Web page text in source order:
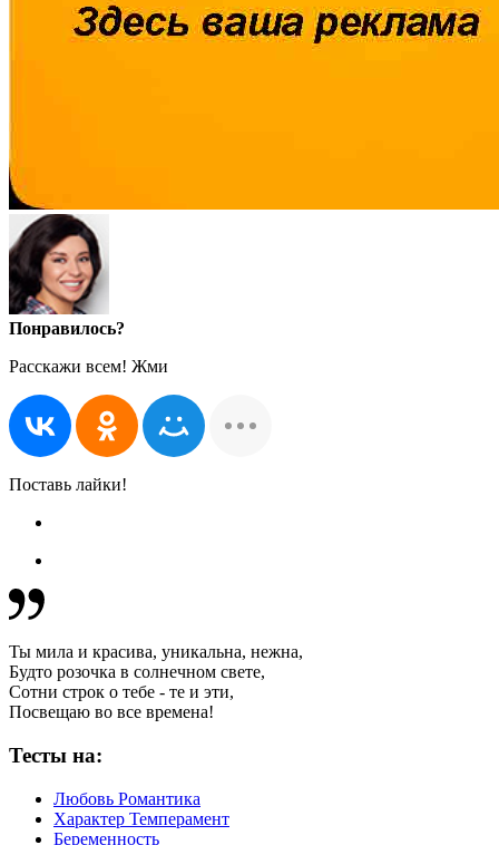
Понравилось?
Расскажи всем! Жми
Поставь лайки!
Ты мила и красива, уникальна, нежна,
Будто розочка в солнечном свете,
Сотни строк о тебе - те и эти,
Посвещаю во все времена!
Тесты на:
Любовь Романтика
Характер Темперамент
Беременность